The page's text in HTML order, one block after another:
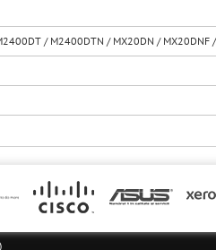
/ M2400DTN / MX20DN / MX20DNF